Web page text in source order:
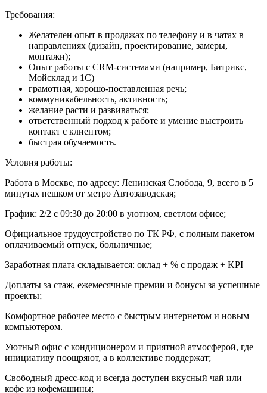
Требования:
Желателен опыт в продажах по телефону и в чатах в
направлениях (дизайн, проектирование, замеры,
монтажи);
Опыт работы с CRM-системами (например, Битрикс,
Мойсклад и 1С)
грамотная, хорошо-поставленная речь;
коммуникабельность, активность;
желание расти и развиваться;
ответственный подход к работе и умение выстроить
контакт с клиентом;
быстрая обучаемость.
Условия работы:
Работа в Москве, по адресу: Ленинская Слобода, 9, всего в 5
минутах пешком от метро Автозаводская;
График: 2/2 с 09:30 до 20:00 в уютном, светлом офисе;
Официальное трудоустройство по ТК РФ, с полным пакетом –
оплачиваемый отпуск, больничные;
Заработная плата складывается: оклад + % с продаж + KPI
Доплаты за стаж, ежемесячные премии и бонусы за успешные
проекты;
Комфортное рабочее место с быстрым интернетом и новым
компьютером.
Уютный офис с кондиционером и приятной атмосферой, где
инициативу поощряют, а в коллективе поддержат;
Свободный дресс-код и всегда доступен вкусный чай или
кофе из кофемашины;